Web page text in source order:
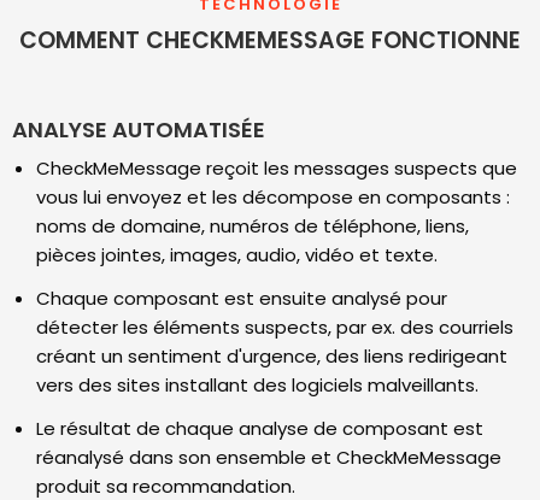
COMMENT CHECKMEMESSAGE FONCTIONNE
ANALYSE AUTOMATISÉE
CheckMeMessage reçoit les messages suspects que
vous lui envoyez et les décompose en composants :
noms de domaine, numéros de téléphone, liens,
pièces jointes, images, audio, vidéo et texte.
Chaque composant est ensuite analysé pour
détecter les éléments suspects, par ex. des courriels
créant un sentiment d'urgence, des liens redirigeant
vers des sites installant des logiciels malveillants.
Le résultat de chaque analyse de composant est
réanalysé dans son ensemble et CheckMeMessage
produit sa recommandation.